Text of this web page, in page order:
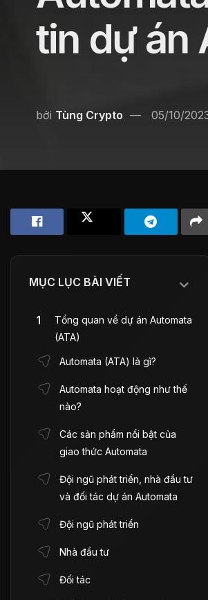
tin dự án
bởi Tùng Crypto 05/10/
MỤC LỤC BÀI VIẾT
Tổng quan về dự án Automata
(ATA)
Automata (ATA) là gì?
Automata hoạt động như thế
nào?
Các sản phẩm nổi bật của
giao thức Automata
Đội ngũ phát triển, nhà đầu tư
và đối tác dự án Automata
Đội ngũ phát triển
Nhà đầu tư
Đối tác